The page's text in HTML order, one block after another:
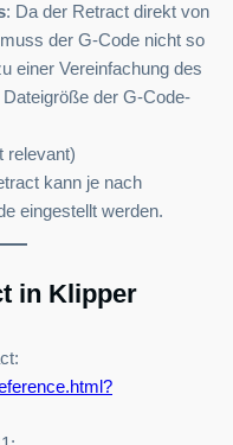
: Da der Retract direkt von
der G-Code nicht so
einer Vereinfachung des
der G-Code-
relevant)
kann je nach
eingestellt werden.
in Klipper